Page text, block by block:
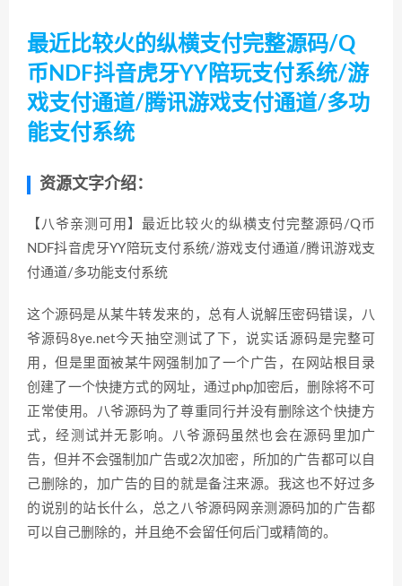
最近比较火的纵横支付完整源码/Q
币NDF抖音虎牙YY陪玩支付系统/游
戏支付通道/腾讯游戏支付通道/多功
能支付系统
资源文字介绍：
【八爷亲测可用】最近比较火的纵横支付完整源码/Q币
NDF抖音虎牙YY陪玩支付系统/游戏支付通道/腾讯游戏支
付通道/多功能支付系统
这个源码是从某牛转发来的，总有人说解压密码错误，八
爷源码8ye.net今天抽空测试了下，说实话源码是完整可
用，但是里面被某牛网强制加了一个广告，在网站根目录
创建了一个快捷方式的网址，通过php加密后，删除将不可
正常使用。八爷源码为了尊重同行并没有删除这个快捷方
式，经测试并无影响。八爷源码虽然也会在源码里加广
告，但并不会强制加广告或2次加密，所加的广告都可以自
己删除的，加广告的目的就是备注来源。我这也不好过多
的说别的站长什么，总之八爷源码网亲测源码加的广告都
可以自己删除的，并且绝不会留任何后门或精简的。